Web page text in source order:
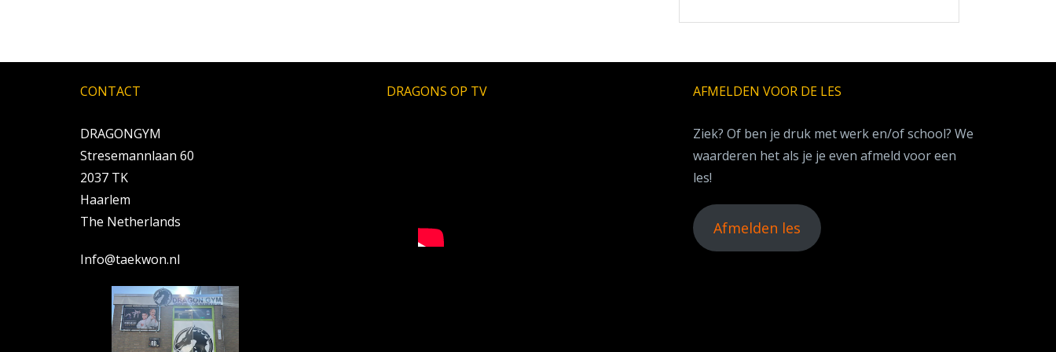
CONTACT
DRAGONGYM
Stresemannlaan 60
2037 TK
Haarlem
The Netherlands
Info@taekwon.nl
DRAGONS OP TV AFMELDEN VOOR DE LES
Ziek? Of ben je druk met werk en/of school? We
waarderen het als je je even afmeld voor een
les!
Afmelden les